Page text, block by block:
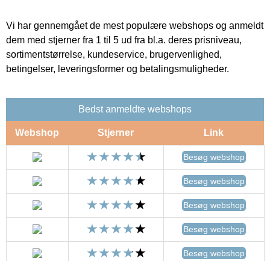
Vi har gennemgået de mest populære webshops og anmeldt
dem med stjerner fra 1 til 5 ud fra bl.a. deres prisniveau,
sortimentstørrelse, kundeservice, brugervenlighed,
betingelser, leveringsformer og betalingsmuligheder.
Bedst anmeldte webshops
Webshop Stjerner Link
Besøg webshop
Besøg webshop
Besøg webshop
Besøg webshop
Besøg webshop